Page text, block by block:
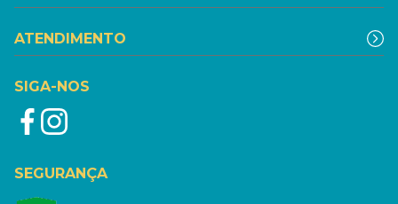
ATENDIMENTO
SIGA-NOS
SEGURANÇA